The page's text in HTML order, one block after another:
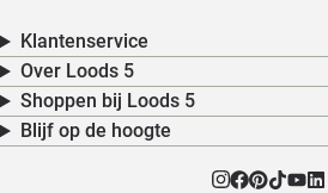
Klantenservice
Over Loods 5
Shoppen bij Loods 5
Blijf op de hoogte